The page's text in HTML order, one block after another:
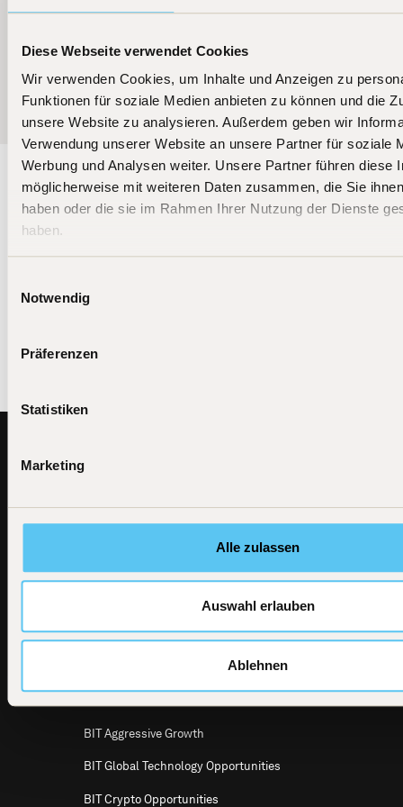
Diese Webseite verwendet Cookies
Wir verwenden Cookies, um Inhalte und Anzeigen zu
Funktionen für soziale Medien anbieten zu können und die
unsere Website zu analysieren. Außerdem geben wir
Verwendung unserer Website an unsere Partner für soziale
Werbung und Analysen weiter. Unsere Partner führen diese
möglicherweise mit weiteren Daten zusammen, die Sie
haben oder die sie im Rahmen Ihrer Nutzung der Dienste
haben.
Notwendig
Präferenzen
Statistiken
Marketing
Alle zulassen
Auswahl erlauben
Ablehnen
Bleiben Sie auf dem
Laufenden
morgen.
BIT Capital
10179 Berlin
BIT Global Technology Leaders
BIT Global Technology Leaders Active
UCITS ETF
BIT Global Crypto Leaders
BIT Defensive Growth
BIT Aggressive Growth
BIT Global Technology Opportunities
BIT Crypto Opportunities